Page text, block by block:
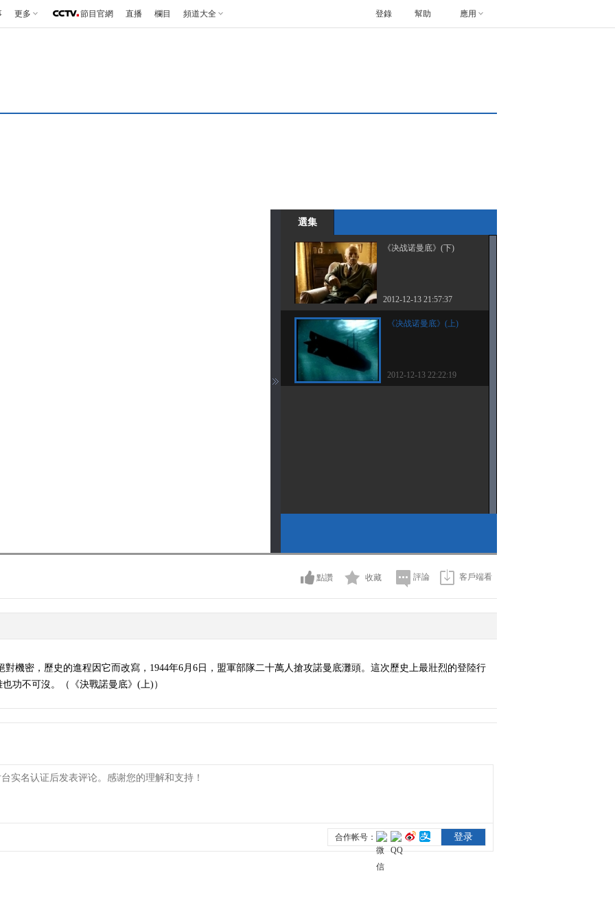
更多 節目官網 直播 欄目 頻道大全 幫助 應用
登錄
選集
《决战诺曼底》(下)
2012-12-13 21:57:37
《决战诺曼底》(上)
2012-12-13 22:22:19
點讚 收藏 評論 客戶端看
機密，歷史的進程因它而改寫，1944年6月6日，盟軍部隊二十萬人搶攻諾曼底灘頭。這次歷史上最壯烈的登陸行
功不可沒。（《決戰諾曼底》(上)）